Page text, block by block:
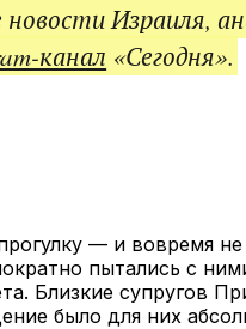
Израиля,
канал «Сегодня».
— и вовремя не
пытались с
Близкие супругов
было для них